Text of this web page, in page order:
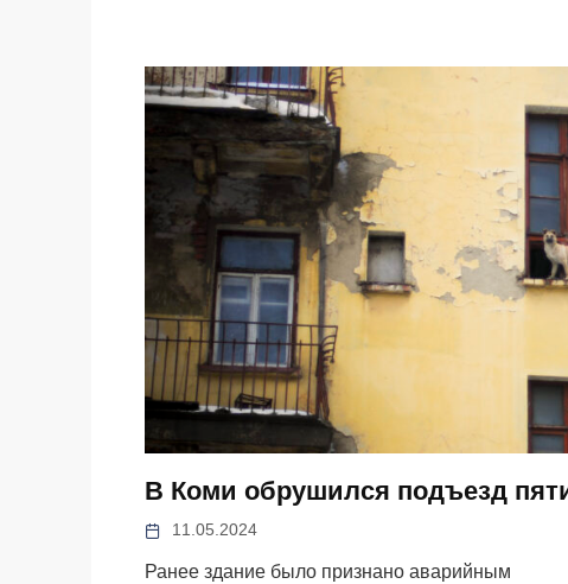
В Коми обрушился подъезд
11.05.2024
Ранее здание было признано аварийным